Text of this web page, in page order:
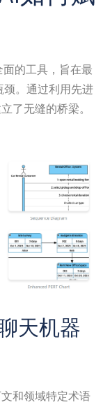
的工具，旨在最
。通过利用先进
了无缝的桥梁。
天机器
和领域特定术语